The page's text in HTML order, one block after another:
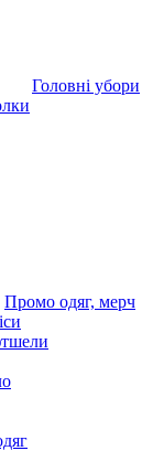
Головні убори
Промо одяг, мерч